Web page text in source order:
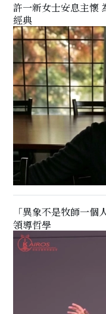
許一新女士安息主懷
經典
「異象不是牧師一
領導哲學